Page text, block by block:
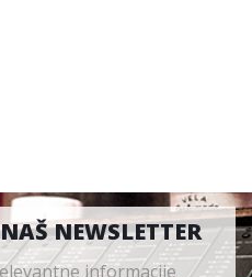
NEWSLETTER
informacije